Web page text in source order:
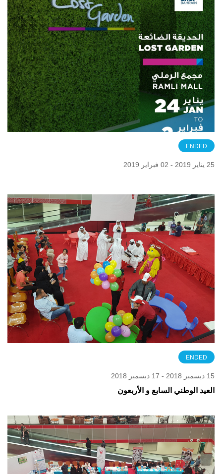
ENDED
25 يناير 2019 - 02 فبراير 2019
ENDED
15 ديسمبر 2018 - 17 ديسمبر 2018
العيد الوطني السابع و الأربعون